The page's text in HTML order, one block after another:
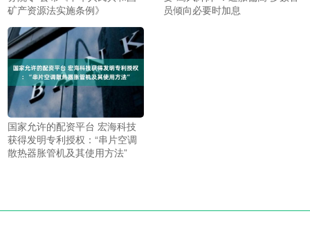
矿产资源法实施条例》
员倾向必要时加息
国家允许的配资平台 宏海科技
获得发明专利授权：“串片空调
散热器胀管机及其使用方法”